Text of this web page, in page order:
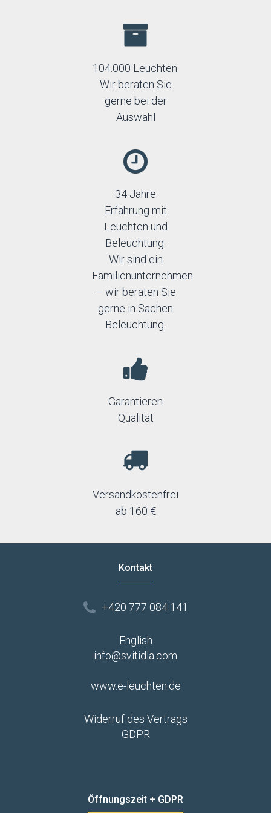
104.000 Leuchten.
Wir beraten Sie
gerne bei der
Auswahl
34 Jahre
Erfahrung mit
Leuchten und
Beleuchtung.
Wir sind ein
Familienunternehmen
– wir beraten Sie
gerne in Sachen
Beleuchtung.
Garantieren
Qualität
Versandkostenfrei
ab 160 €
Kontakt
+420 777 084 141
English
info@svitidla.com
www.e-leuchten.de
Widerruf des Vertrags
GDPR
Öffnungszeit + GDPR